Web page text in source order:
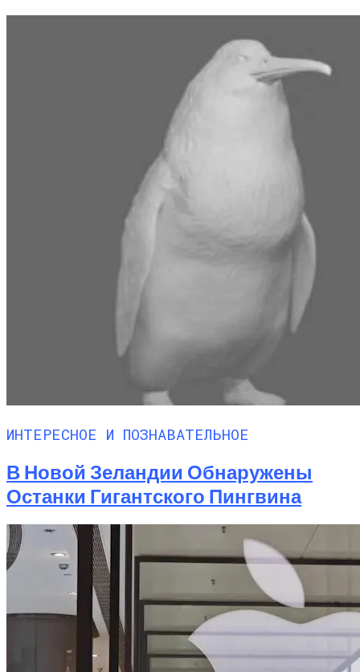
ИНТЕРЕСНОЕ И ПОЗНАВАТЕЛЬНОЕ
В Новой Зеландии Обнаружены
Останки Гигантского Пингвина